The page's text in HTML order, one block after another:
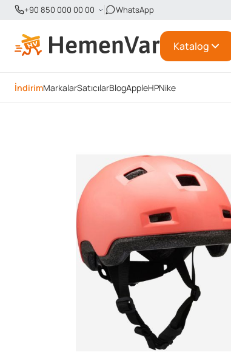
+90 850 000 00 00 WhatsApp
Katalog
İndirimMarkalarSatıcılarBlogAppleHPNike